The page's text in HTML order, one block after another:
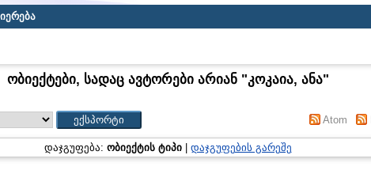
ობიექტები, სადაც ავტორები არიან "კოკაია, ანა"
Atom
დაჯგუფება: ობიექტის ტიპი| დაჯგუფების გარეშე